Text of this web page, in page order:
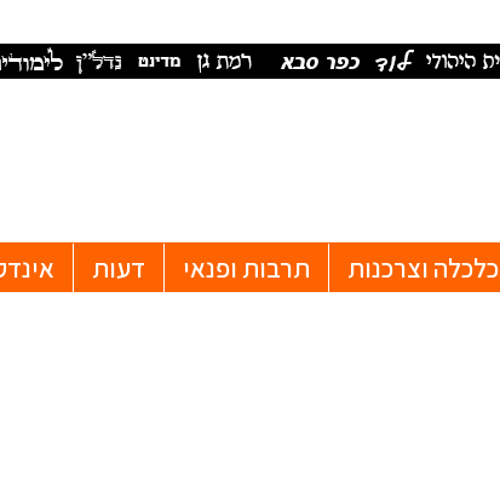
כלכלה וצרכנות תרבות ופנאי דעות